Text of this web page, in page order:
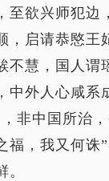
至欲兴师犯边
启请恭愍王
不慧，国人谓
中外人心咸系
非中国所治
福，我又何诛